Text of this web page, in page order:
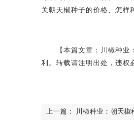
关朝天椒种子的价格、怎样
【本篇文章：川椒种业：
利。转载请注明出处，违权
上一篇：
川椒种业：朝天椒